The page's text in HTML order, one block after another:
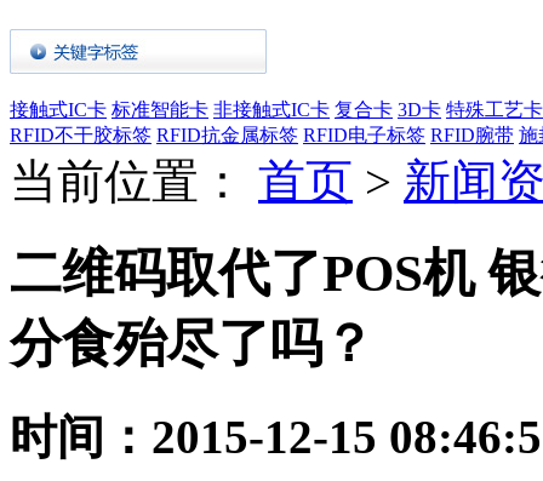
接触式IC卡 标准智能卡 非接触式IC卡 复合卡 3D卡 特殊工艺卡
RFID不干胶标签 RFID抗金属标签 RFID电子标签 RFID腕带 施
当前位置： 首页 > 新闻
二维码取代了POS机
分食殆尽了吗？
时间：2015-12-15